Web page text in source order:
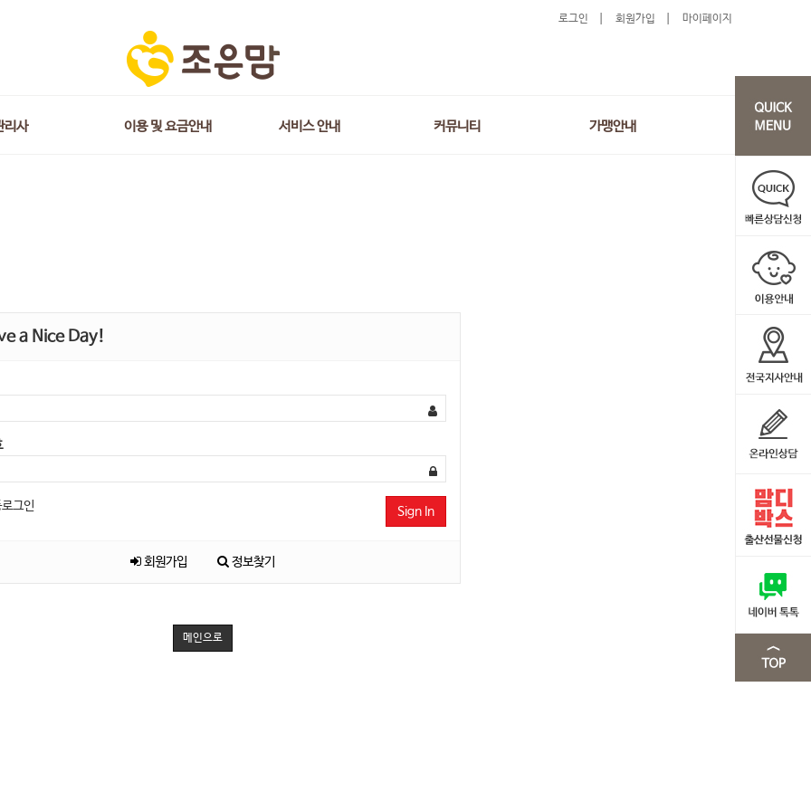
로그인 회원가입 마이페이지
리사 이용 및 요금안내 서비스 안내 커뮤니티 가맹안내
a Nice Day!
그인 Sign In
회원가입 정보찾기
메인으로